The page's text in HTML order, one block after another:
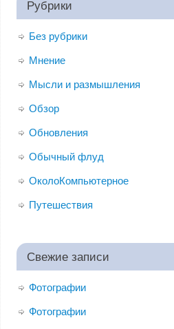
Рубрики
Без рубрики
Мнение
Мысли и размышления
Обзор
Обновления
Обычный флуд
ОколоКомпьютерное
Путешествия
Свежие записи
Фотографии
Фотографии